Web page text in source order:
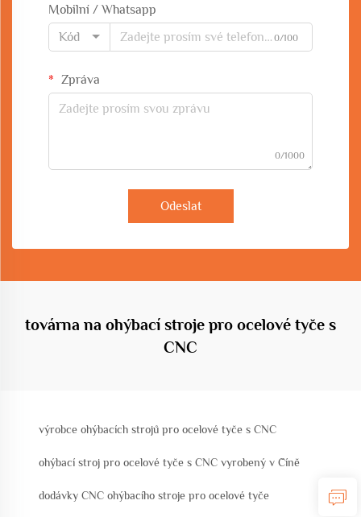
Mobilní / Whatsapp
Kód
0/100
Zpráva
0/1000
Odeslat
továrna na ohýbací stroje pro ocelové tyče s
CNC
výrobce ohýbacích strojů pro ocelové tyče s CNC
ohýbací stroj pro ocelové tyče s CNC vyrobený v Číně
dodávky CNC ohýbacího stroje pro ocelové tyče